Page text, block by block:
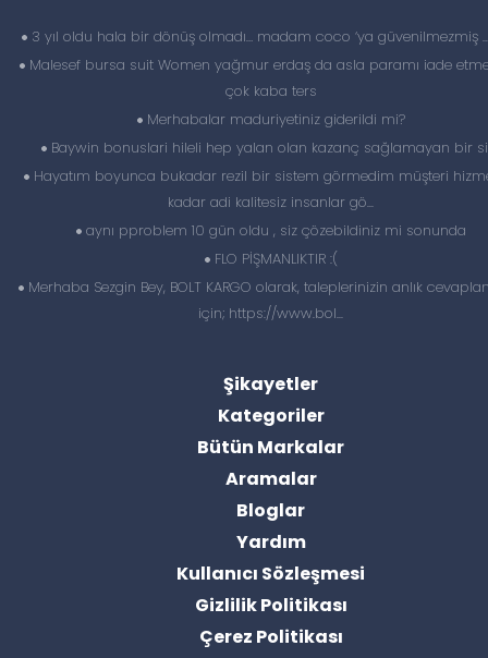
3 yıl oldu hala bir dönüş olmadı… madam coco ‘ya güvenilmezmiş
Malesef bursa suit Women yağmur erdaş da asla paramı iade
çok kaba ters
Merhabalar maduriyetiniz giderildi mi?
Baywin bonuslari hileli hep yalan olan kazanç sağlamayan bir
Hayatım boyunca bukadar rezil bir sistem görmedim müşteri
kadar adi kalitesiz insanlar gö...
aynı pproblem 10 gün oldu , siz çözebildiniz mi sonunda
FLO PİŞMANLIKTIR :(
Merhaba Sezgin Bey, BOLT KARGO olarak, taleplerinizin anlık
için; https://www.bol...
Şikayetler
Kategoriler
Bütün Markalar
Aramalar
Bloglar
Yardım
Kullanıcı Sözleşmesi
Gizlilik Politikası
Çerez Politikası